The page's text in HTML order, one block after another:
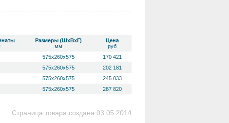
Размеры (ШхВхГ)
мм
Цена
руб
575х260х575
170 421
575х260х575
202 181
575х260х575
245 033
575х260х575 287 820
Страница товара создана 03.05.2014